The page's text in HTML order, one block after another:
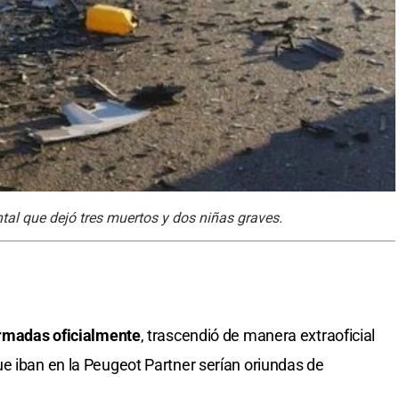
que dejó tres muertos y dos niñas graves.
oficialmente, trascendió de manera extraoficial
iban en la Peugeot Partner serían oriundas de